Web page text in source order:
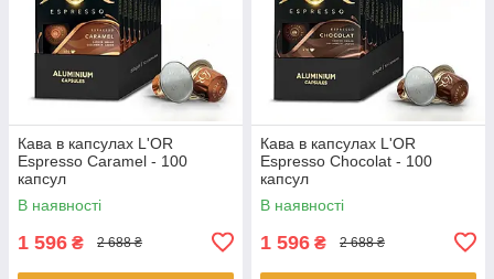
Кава в капсулах L'OR
Espresso Caramel - 100
капсул
В наявності
1 596 ₴ 2 688 ₴
Кава в капсулах L'OR
Espresso Chocolat - 100
капсул
В наявності
1 596 ₴ 2 688 ₴